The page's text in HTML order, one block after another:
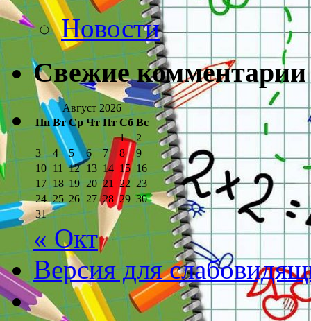
Новости
Свежие комментарии
Август 2026
Пн Вт Ср Чт Пт Сб Вс
1
2
3
4 5 6 7 8
9
10 11 12 13 14 15 16
17 18 19 20 21 22 23
24 25 26 27 28 29 30
31
« Окт
Версия для